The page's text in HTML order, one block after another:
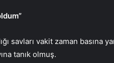
savları vakit zaman basına
tanık olmuş.